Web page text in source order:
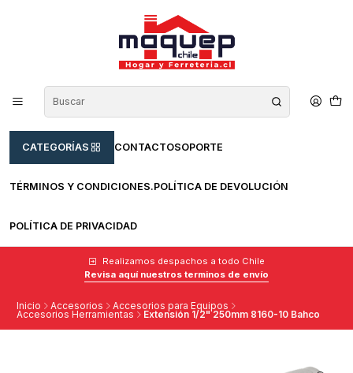
CATEGORÍAS CONTACTOSOPORTE
TÉRMINOS Y CONDICIONES.POLÍTICA DE DEVOLUCIÓN
POLÍTICA DE PRIVACIDAD
Realizamos despachos a todo Chile
Revisa aquí nuestros terminos de envío
Inicio Accesorios Accesorios para Equipos
Accesorios Herramientas Extensión 1/2" 250mm 8160-10 Bahco